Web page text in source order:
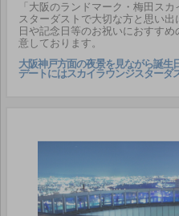
「大阪のランドマーク・梅田ス
スターダストで大切な方と思
日や記念日等のお祝いにおすす
意しております。
大阪神戸方面の夜景を見ながら誕生
デートにはスカイラウンジスターダ